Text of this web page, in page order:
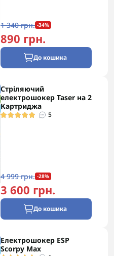
1 340 грн. -34%
890 грн.
До кошика
Стріляючий
електрошокер Taser на 2
Картриджа
5
4 999 грн. -28%
3 600 грн.
До кошика
Електрошокер ESP
Scorpy Max